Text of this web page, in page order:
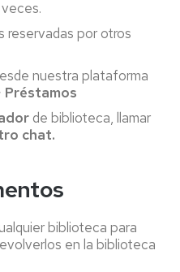
reservadas por otros
nuestra plataforma
Préstamos
de biblioteca, llamar
chat.
biblioteca para
en la biblioteca